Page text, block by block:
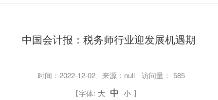
中国会计报：税务师行业迎发展机遇期
时间： 2022-12-02 来源：null 访问量： 585
【字体: 大 中 小 】